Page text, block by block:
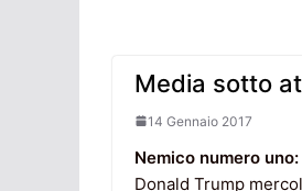
Media sotto
14 Gennaio 2017
Nemico numero
Donald Trump